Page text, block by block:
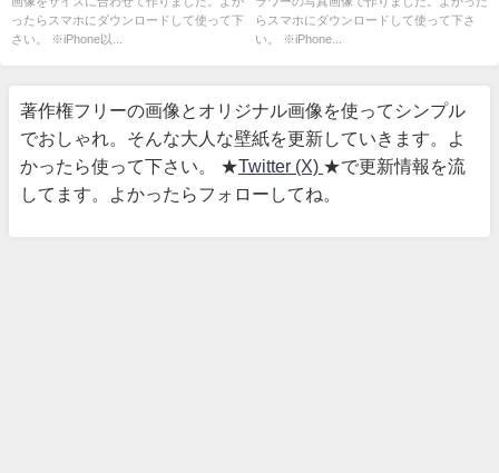
ったらスマホにダウンロードして使って下
さい。 ※iPhone以...
らスマホにダウンロードして使って下さ
い。 ※iPhone...
著作権フリーの画像とオリジナル画像を使ってシンプル
でおしゃれ。そんな大人な壁紙を更新していきます。よ
かったら使って下さい。 ★Twitter (X) ★で更新情報を流
してます。よかったらフォローしてね。